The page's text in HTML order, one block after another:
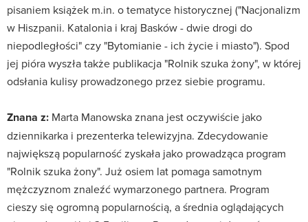
pisaniem książek m.in. o tematyce historycznej ("Nacjonalizm
w Hiszpanii. Katalonia i kraj Basków - dwie drogi do
niepodległości" czy "Bytomianie - ich życie i miasto"). Spod
jej pióra wyszła także publikacja "Rolnik szuka żony", w której
odsłania kulisy prowadzonego przez siebie programu.
Znana z: Marta Manowska znana jest oczywiście jako
dziennikarka i prezenterka telewizyjna. Zdecydowanie
największą popularność zyskała jako prowadząca program
"Rolnik szuka żony". Już osiem lat pomaga samotnym
mężczyznom znaleźć wymarzonego partnera. Program
cieszy się ogromną popularnością, a średnia oglądających